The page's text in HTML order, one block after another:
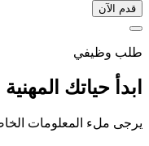
قدم الآن
طلب وظيفي
ابدأ حياتك المهنية
يرجى ملء المعلومات